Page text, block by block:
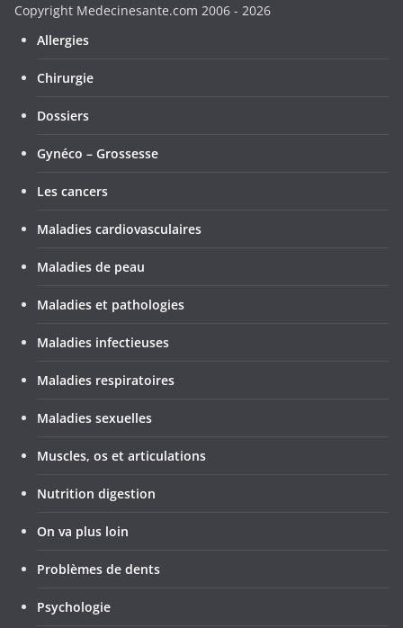
Copyright Medecinesante.com 2006 - 2026
Allergies
Chirurgie
Dossiers
Gynéco – Grossesse
Les cancers
Maladies cardiovasculaires
Maladies de peau
Maladies et pathologies
Maladies infectieuses
Maladies respiratoires
Maladies sexuelles
Muscles, os et articulations
Nutrition digestion
On va plus loin
Problèmes de dents
Psychologie